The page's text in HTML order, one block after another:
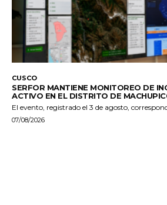
CUSCO
SERFOR MANTIENE MONITOREO DE
ACTIVO EN EL DISTRITO DE
El evento, registrado el 3 de agosto,
07/08/2026